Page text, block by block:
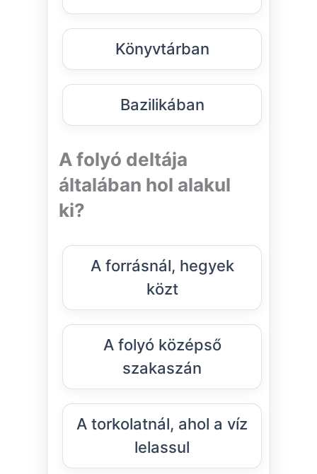
Könyvtárban
Bazilikában
A folyó deltája
általában hol alakul
ki?
A forrásnál, hegyek
közt
A folyó középső
szakaszán
A torkolatnál, ahol a víz
lelassul